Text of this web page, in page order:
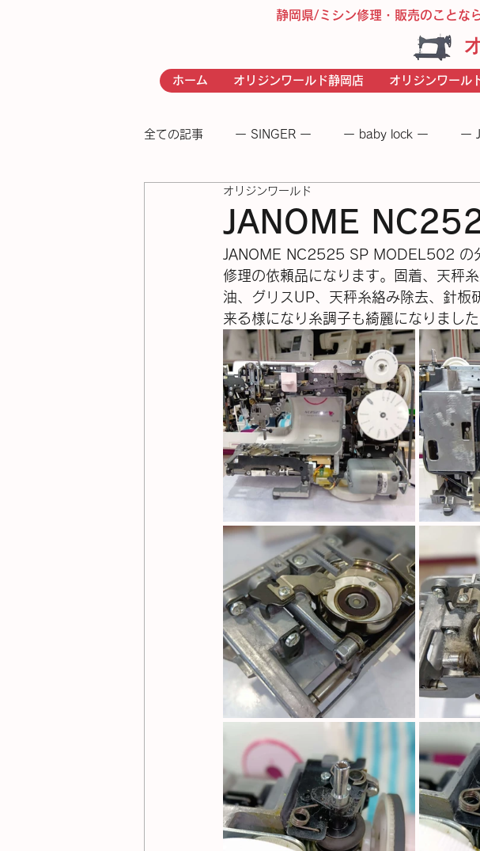
静岡県/ミシン修理・販売のことな
ホーム オリジンワールド静岡店 オリジンワール
全ての記事 ー SINGER ー ー baby lock ー ー
- RICCAR - − 足踏みミシン −
JANOME
オリジンワールド
JANOME NC2525 SP MODEL502 の
修理の依頼品になります。固着、天秤
油、グリスUP、天秤糸絡み除去、針板
来る様になり糸調子も綺麗になりまし